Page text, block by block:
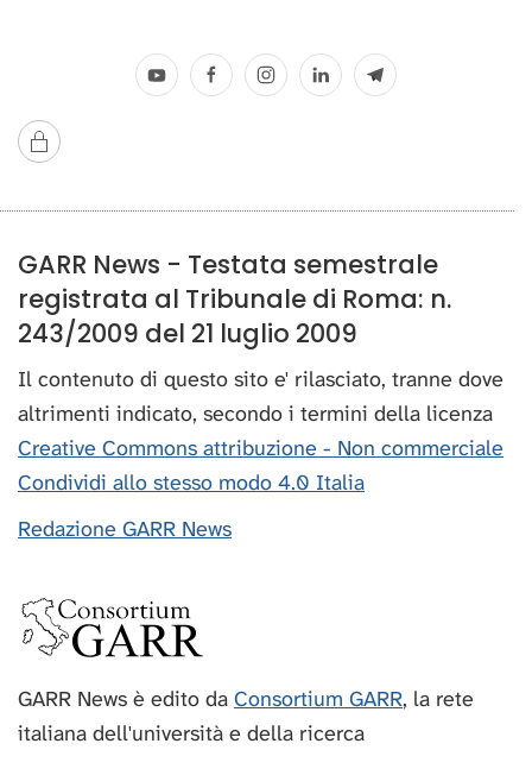
GARR News - Testata semestrale
registrata al Tribunale di Roma: n.
243/2009 del 21 luglio 2009
Il contenuto di questo sito e' rilasciato, tranne dove
altrimenti indicato, secondo i termini della licenza
Creative Commons attribuzione - Non commerciale
Condividi allo stesso modo 4.0 Italia
Redazione GARR News
GARR News è edito da Consortium GARR, la rete
italiana dell'università e della ricerca